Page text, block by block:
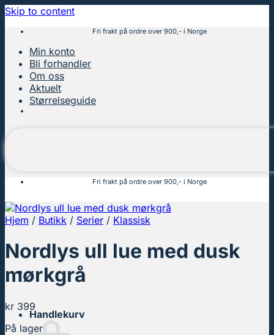
Skip to content
Fri frakt på ordre over 900,- i Norge
Min konto
Bli forhandler
Om oss
Aktuelt
Størrelseguide
Handlekurv
Fri frakt på ordre over 900,- i Norge
Hjem / Butikk / Serier / Klassisk
Nordlys ull lue med dusk
mørkgrå
kr 399
På lager